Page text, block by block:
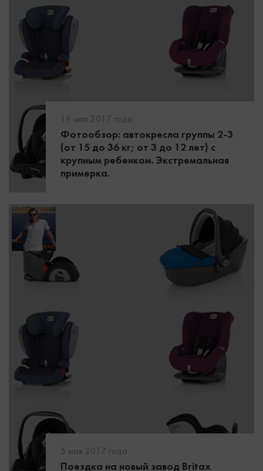
19 мая 2017 года
Фотообзор: автокресла группы 2-3
(от 15 до 36 кг; от 3 до 12 лет) с
крупным ребенком. Экстремальная
примерка.
5 мая 2017 года
Поездка на новый завод Britax